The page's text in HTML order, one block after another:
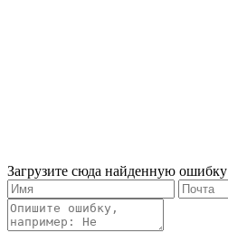
Загрузите сюда найденную ошибку